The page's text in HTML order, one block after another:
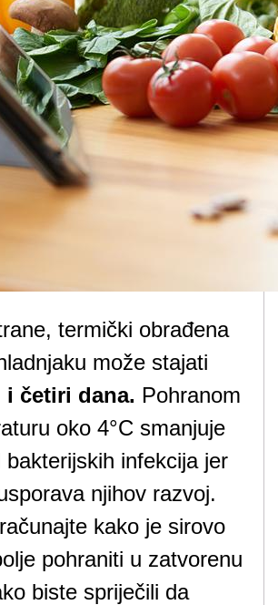
termički obrađena
može stajati
i četiri dana. Pohranom
oko 4°C smanjuje
bakterijskih infekcija jer
njihov razvoj.
kako je sirovo
pohraniti u zatvorenu
biste spriječili da